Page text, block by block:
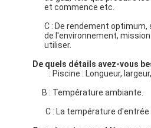
pompe centrifuge à plusieurs
pompe centrifuge verticale
pompe centrifuge horizontale
et commence etc.
C : De rendement
de l'environnement,
utiliser.
De quels détails avez-vous
: Piscine : Longueur,
B : Température ambiante.
C : La température d'entrée